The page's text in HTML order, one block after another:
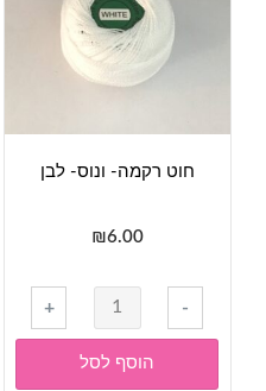
חוט רקמה- ונוס- לבן
₪6.00
-
כמות
של
חוט
רקמה-
+
הוסף לסל